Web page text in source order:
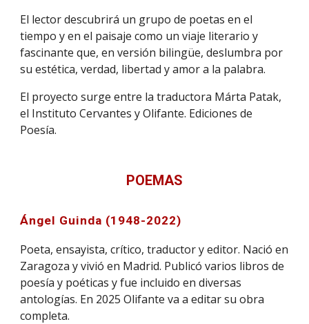
El lector descubrirá un grupo de poetas en el
tiempo y en el paisaje como un viaje literario y
fascinante que, en versión bilingüe, deslumbra por
su estética, verdad, libertad y amor a la palabra.
El proyecto surge entre la traductora Márta Patak,
el Instituto Cervantes y Olifante. Ediciones de
Poesía.
POEMAS
Ángel Guinda (1948-2022)
Poeta, ensayista, crítico, traductor y editor. Nació en
Zaragoza y vivió en Madrid. Publicó varios libros de
poesía y poéticas y fue incluido en diversas
antologías. En 2025 Olifante va a editar su obra
completa.